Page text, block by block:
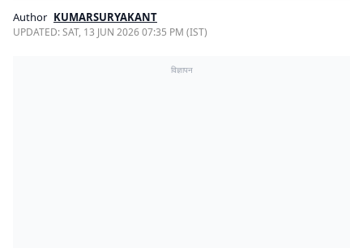
Author KUMARSURYAKANT
UPDATED:SAT, 13 JUN 2026 07:35 PM (IST)
विज्ञापन